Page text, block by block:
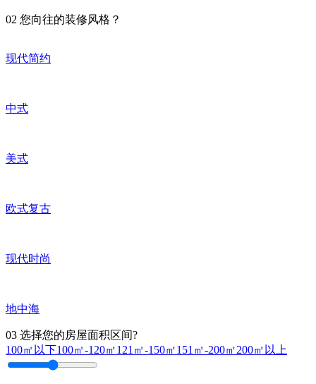
02 您向往的装修风格？
现代简约
中式
美式
欧式复古
现代时尚
地中海
03 选择您的房屋面积区间?
100㎡以下100㎡-120㎡121㎡-150㎡151㎡-200㎡200㎡以上